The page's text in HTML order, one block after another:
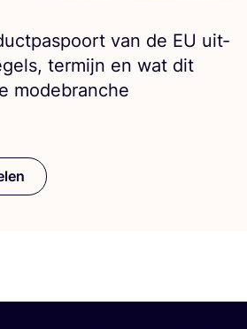
van de EU uit­
ter­mijn en wat dit
modebranche